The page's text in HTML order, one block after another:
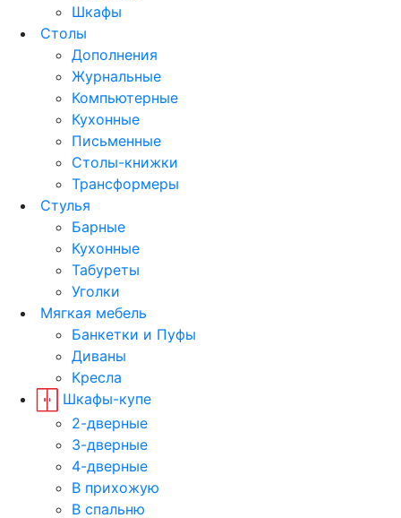
Шкафы
Столы
Дополнения
Журнальные
Компьютерные
Кухонные
Письменные
Столы-книжки
Трансформеры
Стулья
Барные
Кухонные
Табуреты
Уголки
Мягкая мебель
Банкетки и Пуфы
Диваны
Кресла
Шкафы-купе
2-дверные
3-дверные
4-дверные
В прихожую
В спальню